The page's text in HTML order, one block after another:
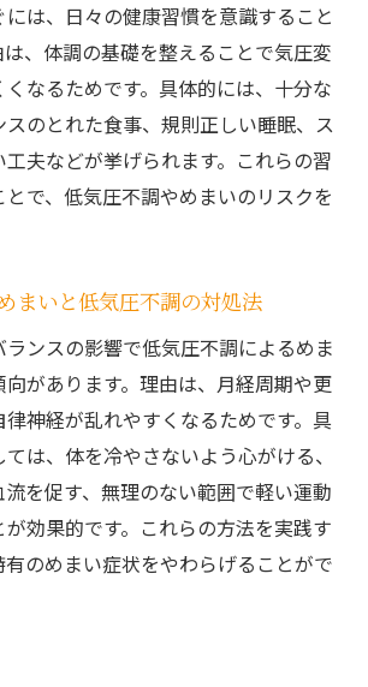
は、日々の健康習慣を意識すること
、体調の基礎を整えることで気圧変
なるためです。具体的には、十分な
のとれた食事、規則正しい睡眠、ス
工夫などが挙げられます。これらの習
で、低気圧不調やめまいのリスクを
まいと低気圧不調の対処法
ンスの影響で低気圧不調によるめま
があります。理由は、月経周期や更
神経が乱れやすくなるためです。具
は、体を冷やさないよう心がける、
を促す、無理のない範囲で軽い運動
効果的です。これらの方法を実践す
のめまい症状をやわらげることがで